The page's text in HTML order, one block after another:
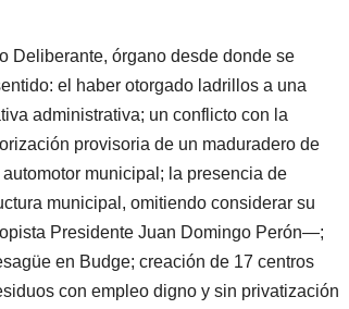
Deliberante, órgano desde donde se
el haber otorgado ladrillos a una
administrativa; un conflicto con la
provisoria de un maduradero de
municipal; la presencia de
municipal, omitiendo considerar su
Presidente Juan Domingo Perón—;
en Budge; creación de 17 centros
con empleo digno y sin privatización